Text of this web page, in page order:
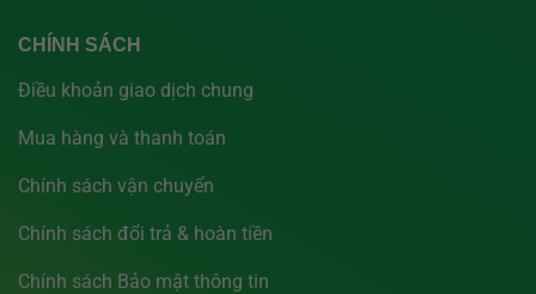
CHÍNH SÁCH
Điều khoản giao dịch chung
Mua hàng và thanh toán
Chính sách vận chuyển
Chính sách đổi trả & hoàn tiền
Chính sách Bảo mật thông tin